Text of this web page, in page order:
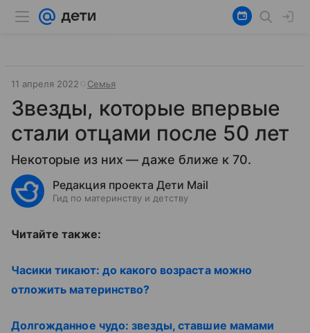
11 апреля 2022 Семья
Звезды, которые впервые
стали отцами после 50 лет
Некоторые из них — даже ближе к 70.
Редакция проекта Дети Mail
Гид по материнству и детству
Читайте также:
Часики тикают: до какого возраста можно
отложить материнство?
Долгожданное чудо: звезды, ставшие мамами